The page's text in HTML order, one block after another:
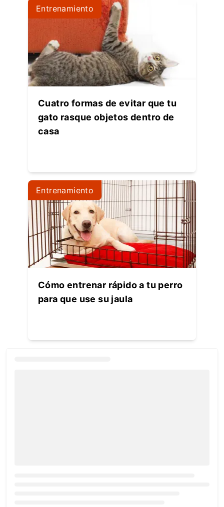
Entrenamiento
Cuatro formas de evitar que tu
gato rasque objetos dentro de
casa
Entrenamiento
Cómo entrenar rápido a tu perro
para que use su jaula